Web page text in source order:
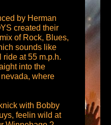
by Herman
created their
of Rock, Blues,
sounds like
ride at 55 m.p.h.
into the
where
with Bobby
feelin wild at